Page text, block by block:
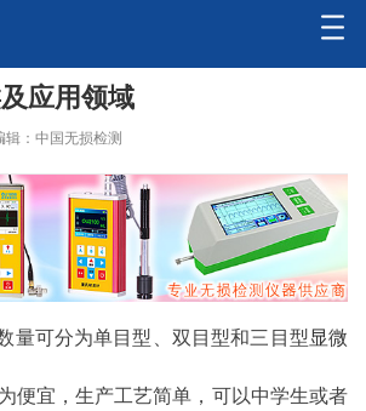
应用领域
辑：中国无损检测
量可分为单目型、双目型和三目型显微
便宜，生产工艺简单，可以中学生或者